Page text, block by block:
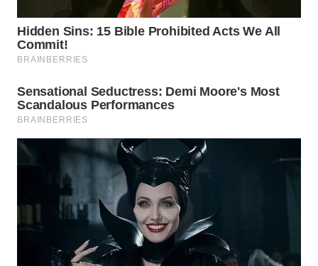
LABUANBAJO
WN
Wahana
Media
WAHANA
TANI